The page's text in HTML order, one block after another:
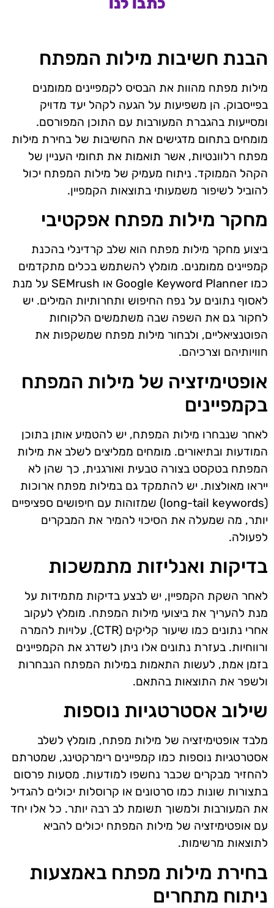
הבנת חשיבות מילות המפתח
מילות מפתח מהוות את הבסיס לקמפיינים ממומנים
בפייסבוק. הן משפיעות על הגעה לקהל יעד מדויק
ומסייעות בהגברת המעורבות עם התוכן המפורסם.
מומחים בתחום מדגישים את החשיבות של בחירת מילות
מפתח רלוונטיות, אשר תואמות את תחומי העניין של
הקהל הממוקד. ניתוח מעמיק של מילות המפתח יכול
להוביל לשיפור משמעותי בתוצאות הקמפיין.
מחקר מילות מפתח אפקטיבי
ביצוע מחקר מילות מפתח הוא שלב קרדינלי בהכנת
קמפיינים ממומנים. מומלץ להשתמש בכלים מתקדמים
כמו Google Keyword Planner או SEMrush על מנת
לאסוף נתונים על נפח החיפוש ותחרותיות המילים. יש
לחקור גם את השפה שבה משתמשים הלקוחות
הפוטנציאליים, ולבחור מילות מפתח שמשקפות את
חוויותיהם וצרכיהם.
אופטימיזציה של מילות המפתח
בקמפיינים
לאחר שנבחרו מילות המפתח, יש להטמיע אותן בתוכן
המודעות ובתיאורים. מומחים ממליצים לשלב את מילות
המפתח בטקסט בצורה טבעית ואורגנית, כך שהן לא
ייראו מאולצות. יש להתמקד גם במילות מפתח ארוכות
(long-tail keywords) שמזוהות עם חיפושים ספציפיים
יותר, מה שמעלה את הסיכוי להמיר את המבקרים
לפעולה.
בדיקות ואנליזות מתמשכות
לאחר השקת הקמפיין, יש לבצע בדיקות מתמידות על
מנת להעריך את ביצועי מילות המפתח. מומלץ לעקוב
אחרי נתונים כמו שיעור קליקים (CTR), עלויות להמרה
ורווחיות. בעזרת נתונים אלו ניתן לשדרג את הקמפיינים
בזמן אמת, לעשות התאמות במילות המפתח הנבחרות
ולשפר את התוצאות בהתאם.
שילוב אסטרטגיות נוספות
מלבד אופטימיזציה של מילות מפתח, מומלץ לשלב
אסטרטגיות נוספות כמו קמפיינים רימרקטינג, שמטרתם
להחזיר מבקרים שכבר נחשפו למודעות. מסעות פרסום
בתצורות שונות כמו סרטונים או קרוסלות יכולים להגדיל
את המעורבות ולמשוך תשומת לב רבה יותר. כל אלו יחד
עם אופטימיזציה של מילות המפתח יכולים להביא
לתוצאות מרשימות.
בחירת מילות מפתח באמצעות
ניתוח מתחרים